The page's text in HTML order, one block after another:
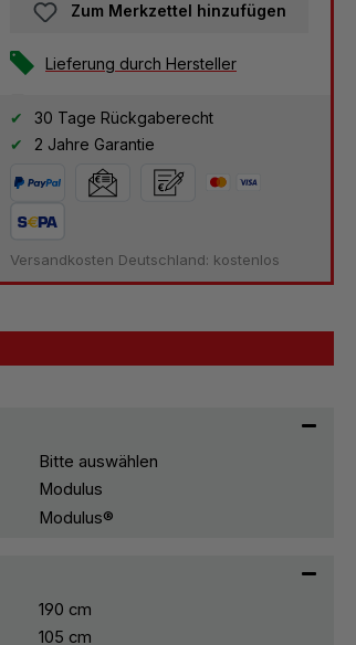
Zum Merkzettel hinzufügen
Lieferung durch Hersteller
30 Tage Rückgaberecht
2 Jahre Garantie
Versandkosten Deutschland: kostenlos
Bitte auswählen
Modulus
Modulus®
190 cm
105 cm